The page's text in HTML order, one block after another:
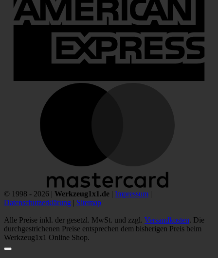
© 1998 - 2026 | Werkzeug1x1.de | Impressum |
Datenschutzerklärung | Sitemap
Alle Preise inkl. der gesetzl. MwSt. und zzgl. Versandkosten. Die
durchgestrichenen Preise entsprechen dem bisherigen Preis beim
Werkzeug1x1 Online Shop.